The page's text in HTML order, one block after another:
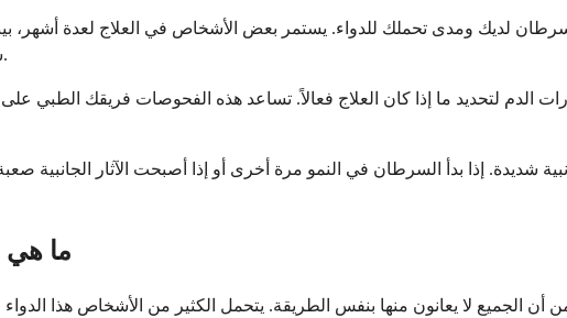
لديك ومدى تحملك للدواء. يستمر بعض الأشخاص في العلاج لعدة أشهر،
سابق بسبب الآثار الجانبية أو تقدم المرض.
لتحديد ما إذا كان العلاج فعالاً. تساعد هذه الفحوصات فريقك الطبي على
شديدة. إذا بدأ السرطان في النمو مرة أخرى أو إذا أصبحت الآثار الجانبية
ما هي
لا يعانون منها بنفس الطريقة. يتحمل الكثير من الأشخاص هذا الدواء